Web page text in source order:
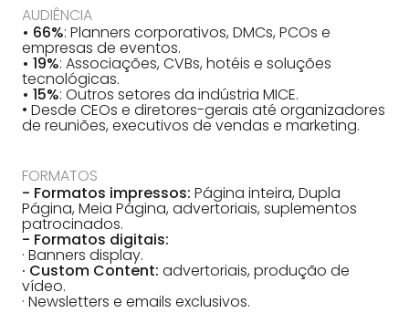
AUDIÊNCIA
• 66%: Planners corporativos, DMCs, PCOs e
empresas de eventos.
• 19%: Associações, CVBs, hotéis e soluções
tecnológicas.
• 15%: Outros setores da indústria MICE.
• Desde CEOs e diretores-gerais até organizadores
de reuniões, executivos de vendas e marketing.
FORMATOS
- Formatos impressos: Página inteira, Dupla
Página, Meia Página, advertoriais, suplementos
patrocinados.
- Formatos digitais:
· Banners display.
· Custom Content: advertoriais, produção de
vídeo.
· Newsletters e emails exclusivos.